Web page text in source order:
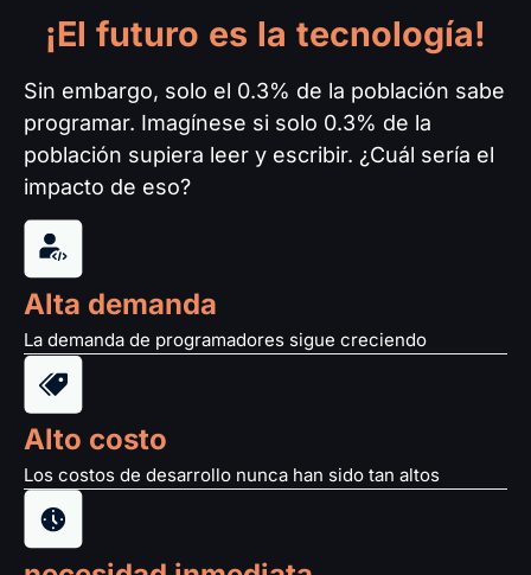
¡El futuro es la tecnología!
Sin embargo, solo el 0.3% de la población sabe
programar. Imagínese si solo 0.3% de la
población supiera leer y escribir. ¿Cuál sería el
impacto de eso?
Alta demanda
La demanda de programadores sigue creciendo
Alto costo
Los costos de desarrollo nunca han sido tan altos